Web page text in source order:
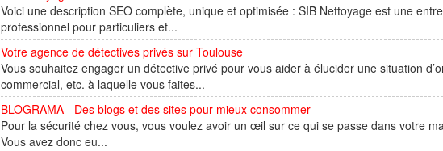
Voici une description SEO complète, unique et optimisée : SIB Nettoyage est une
professionnel pour particuliers et...
Votre agence de détectives privés sur Toulouse
Vous souhaitez engager un détective privé pour vous aider à élucider une situation
commercial, etc. à laquelle vous faites...
BLOGRAMA - Des blogs et des sites pour mieux consommer
Pour la sécurité chez vous, vous voulez avoir un œil sur ce qui se passe dans votre
Vous avez donc eu...